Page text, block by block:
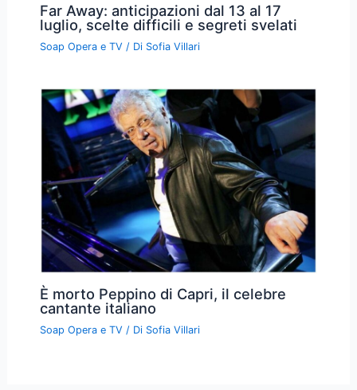
Far Away: anticipazioni dal 13 al 17
luglio, scelte difficili e segreti svelati
Soap Opera e TV / Di Sofia Villari
È morto Peppino di Capri, il celebre
cantante italiano
Soap Opera e TV / Di Sofia Villari